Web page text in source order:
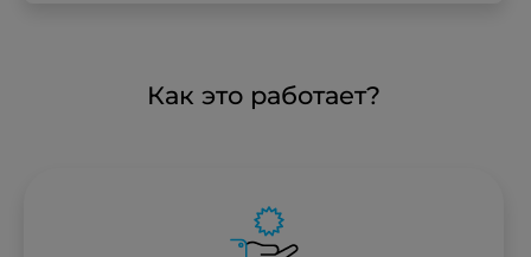
Как это работает?